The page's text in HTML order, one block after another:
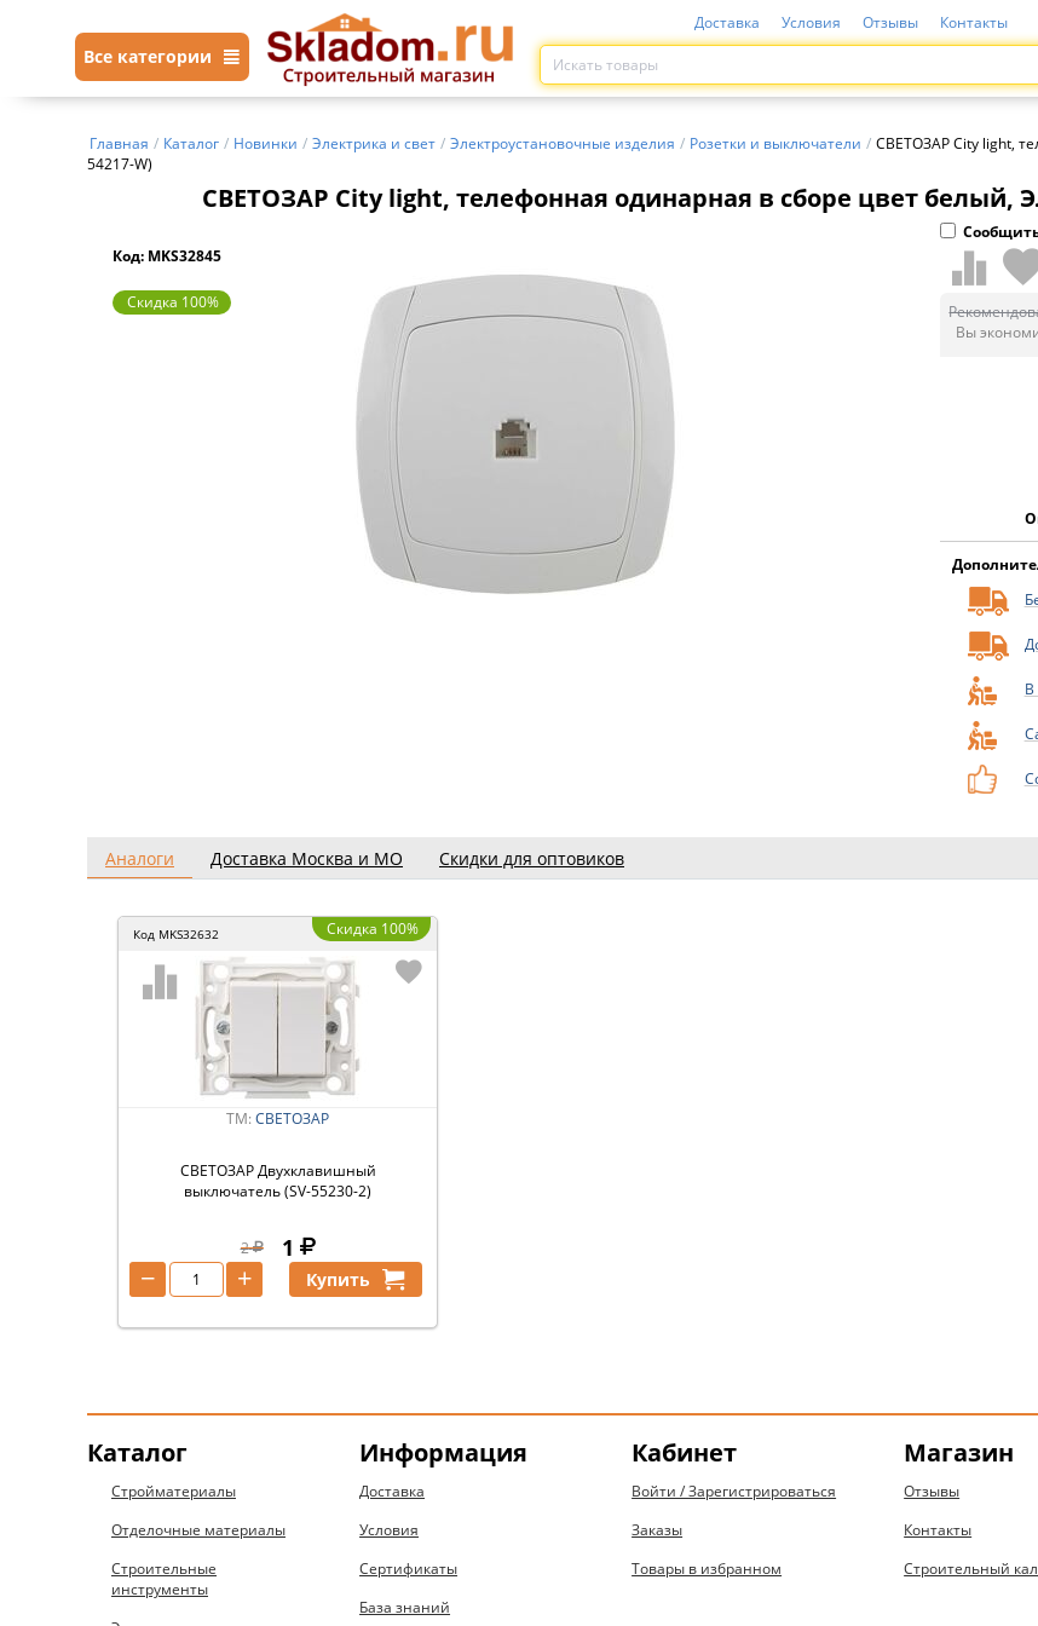
Все категории
Доставка Условия Отзывы Контакты
Главная / Каталог / Новинки / Электрика и свет / Электроустановочные изделия / Розетки и выключатели / СВЕТОЗАР City light,
54217-W)
СВЕТОЗАР City light, телефонная одинарная в сборе цвет белый,
Код: MKS32845
Скидка 100%
Вы
В
Аналоги Доставка Москва и МО Скидки для оптовиков
Код MKS32632 Скидка 100%
ТМ: СВЕТОЗАР
СВЕТОЗАР Двухклавишный
выключатель (SV-55230-2)
2 1
+
− Купить
Каталог
Стройматериалы
Отделочные материалы
Строительные
инструменты
Информация
Доставка
Условия
Сертификаты
База знаний
Кабинет
Войти / Зарегистрироваться
Заказы
Товары в избранном
Магазин
Отзывы
Контакты
Строительный